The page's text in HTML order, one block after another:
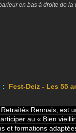
en bas à droite de la
: Fest-Deiz - Les 55
Rennais, est
au « Bien vieillir
et formations